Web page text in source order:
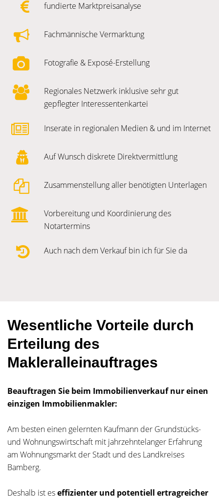
fundierte Marktpreisanalyse
Fachmännische Vermarktung
Fotografie & Exposé-Erstellung
Regionales Netzwerk inklusive sehr gut
gepflegter Interessentenkartei
Inserate in regionalen Medien & und im Internet
Auf Wunsch diskrete Direktvermittlung
Zusammenstellung aller benötigten Unterlagen
Vorbereitung und Koordinierung des
Notartermins
Auch nach dem Verkauf bin ich für Sie da
Wesentliche Vorteile durch
Erteilung des
Makleralleinauftrages
Beauftragen Sie beim Immobilienverkauf nur einen
einzigen Immobilienmakler:
Am besten einen gelernten Kaufmann der Grundstücks-
und Wohnungswirtschaft mit jahrzehntelanger Erfahrung
am Wohnungsmarkt der Stadt und des Landkreises
Bamberg.
Deshalb ist eseffizienter und potentiell ertragreicher